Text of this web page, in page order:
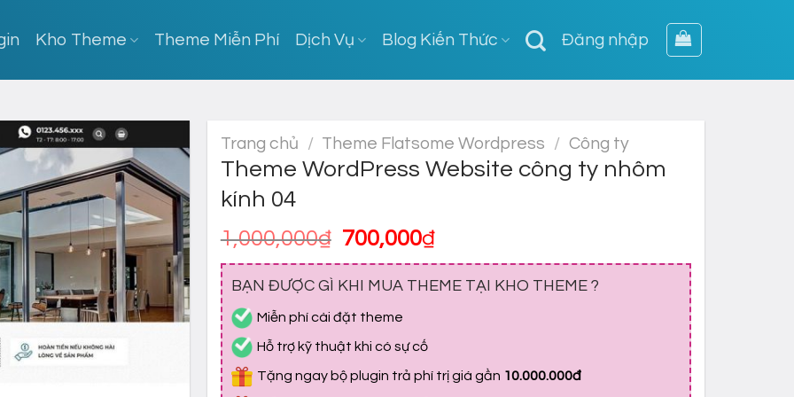
Kho Theme Theme Miễn Phí Dịch Vụ Blog Kiến Thức Đăng nhập
Trang chủ / Theme Flatsome Wordpress / Công ty
Theme WordPress Website công ty nhôm
kính 04
1,000,000₫ Giá
gốc
là:
700,000₫Giá
hiện
tại
BẠN ĐƯỢC GÌ KHI MUA THEME TẠI KHO THEME ?
Miễn phí cài đặt theme
Hỗ trợ kỹ thuật khi có sự cố
Tặng ngay bộ plugin trả phí trị giá gần 10.000.000đ